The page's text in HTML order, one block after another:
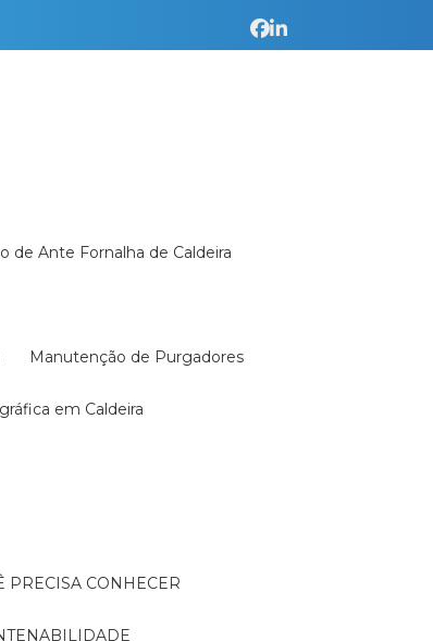
de Ante Fornalha de Caldeira
Manutenção de Purgadores
em Caldeira
PRECISA CONHECER